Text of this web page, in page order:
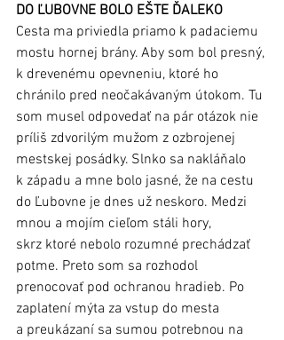
DO ĽUBOVNE BOLO EŠTE ĎALEKO
Cesta ma priviedla priamo k padaciemu
mostu hornej brány. Aby som bol presný,
k drevenému opevneniu, ktoré ho
chránilo pred neočakávaným útokom. Tu
som musel odpovedať na pár otázok nie
príliš zdvorilým mužom z ozbrojenej
mestskej posádky. Slnko sa nakláňalo
k západu a mne bolo jasné, že na cestu
do Ľubovne je dnes už neskoro. Medzi
mnou a mojím cieľom stáli hory,
skrz ktoré nebolo rozumné prechádzať
potme. Preto som sa rozhodol
prenocovať pod ochranou hradieb. Po
zaplatení mýta za vstup do mesta
a preukázaní sa sumou potrebnou na